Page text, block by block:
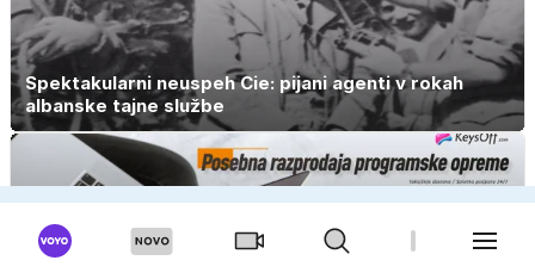
Spektakularni neuspeh Cie: pijani agenti v rokah
albanske tajne službe